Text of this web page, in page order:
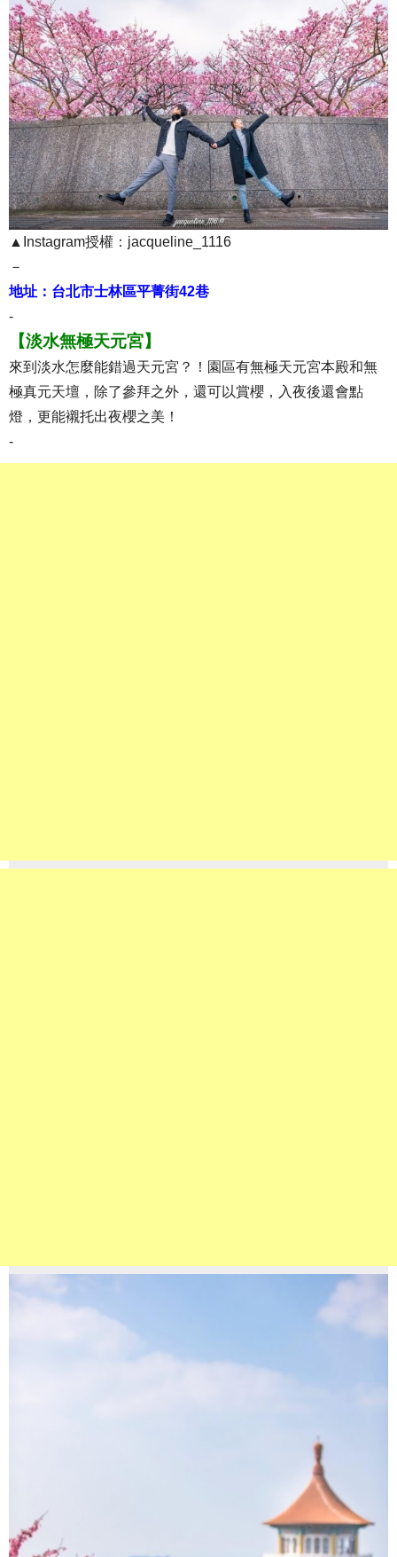
▲Instagram授權：jacqueline_1116
－
地址：台北市士林區平菁街42巷
-
【淡水無極天元宮】
來到淡水怎麼能錯過天元宮？！園區有無極天元宮本殿和無
極真元天壇，除了參拜之外，還可以賞櫻，入夜後還會點
燈，更能襯托出夜櫻之美！
-